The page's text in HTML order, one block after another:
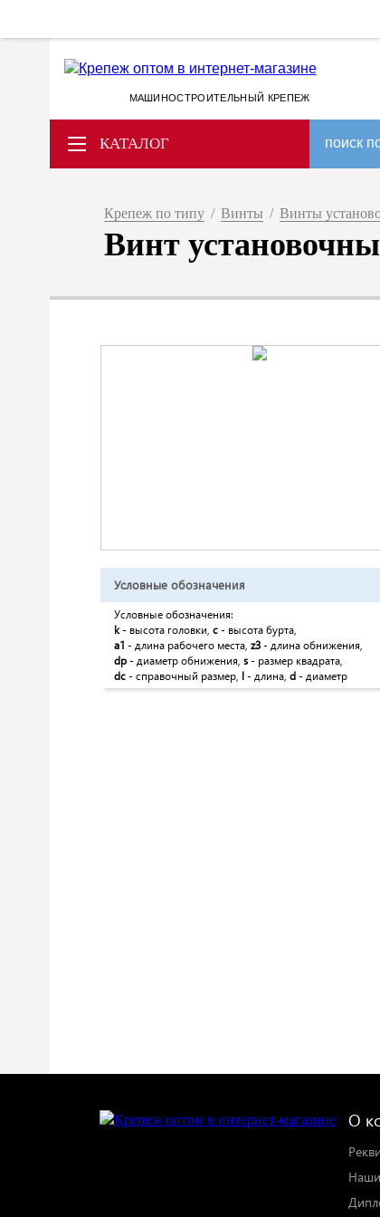
МАШИНОСТРОИТЕЛЬНЫЙ КРЕПЕЖ
КАТАЛОГ поиск
Крепеж по типу / Винты / Винты
Винт
Условные обозначения
Условные обозначения:
k- высота головки, c- высота бурта,
a1 - длина рабочего места, z3- длина обнижения,
dp- диаметр обнижения, s- размер квадрата,
dc- справочный размер, l- длина, d- диаметр
О